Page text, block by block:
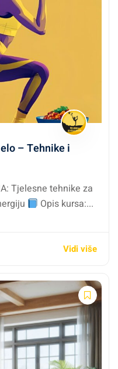
– Tehnike i
Tjelesne tehnike za
Opis kursa:...
Vidi više